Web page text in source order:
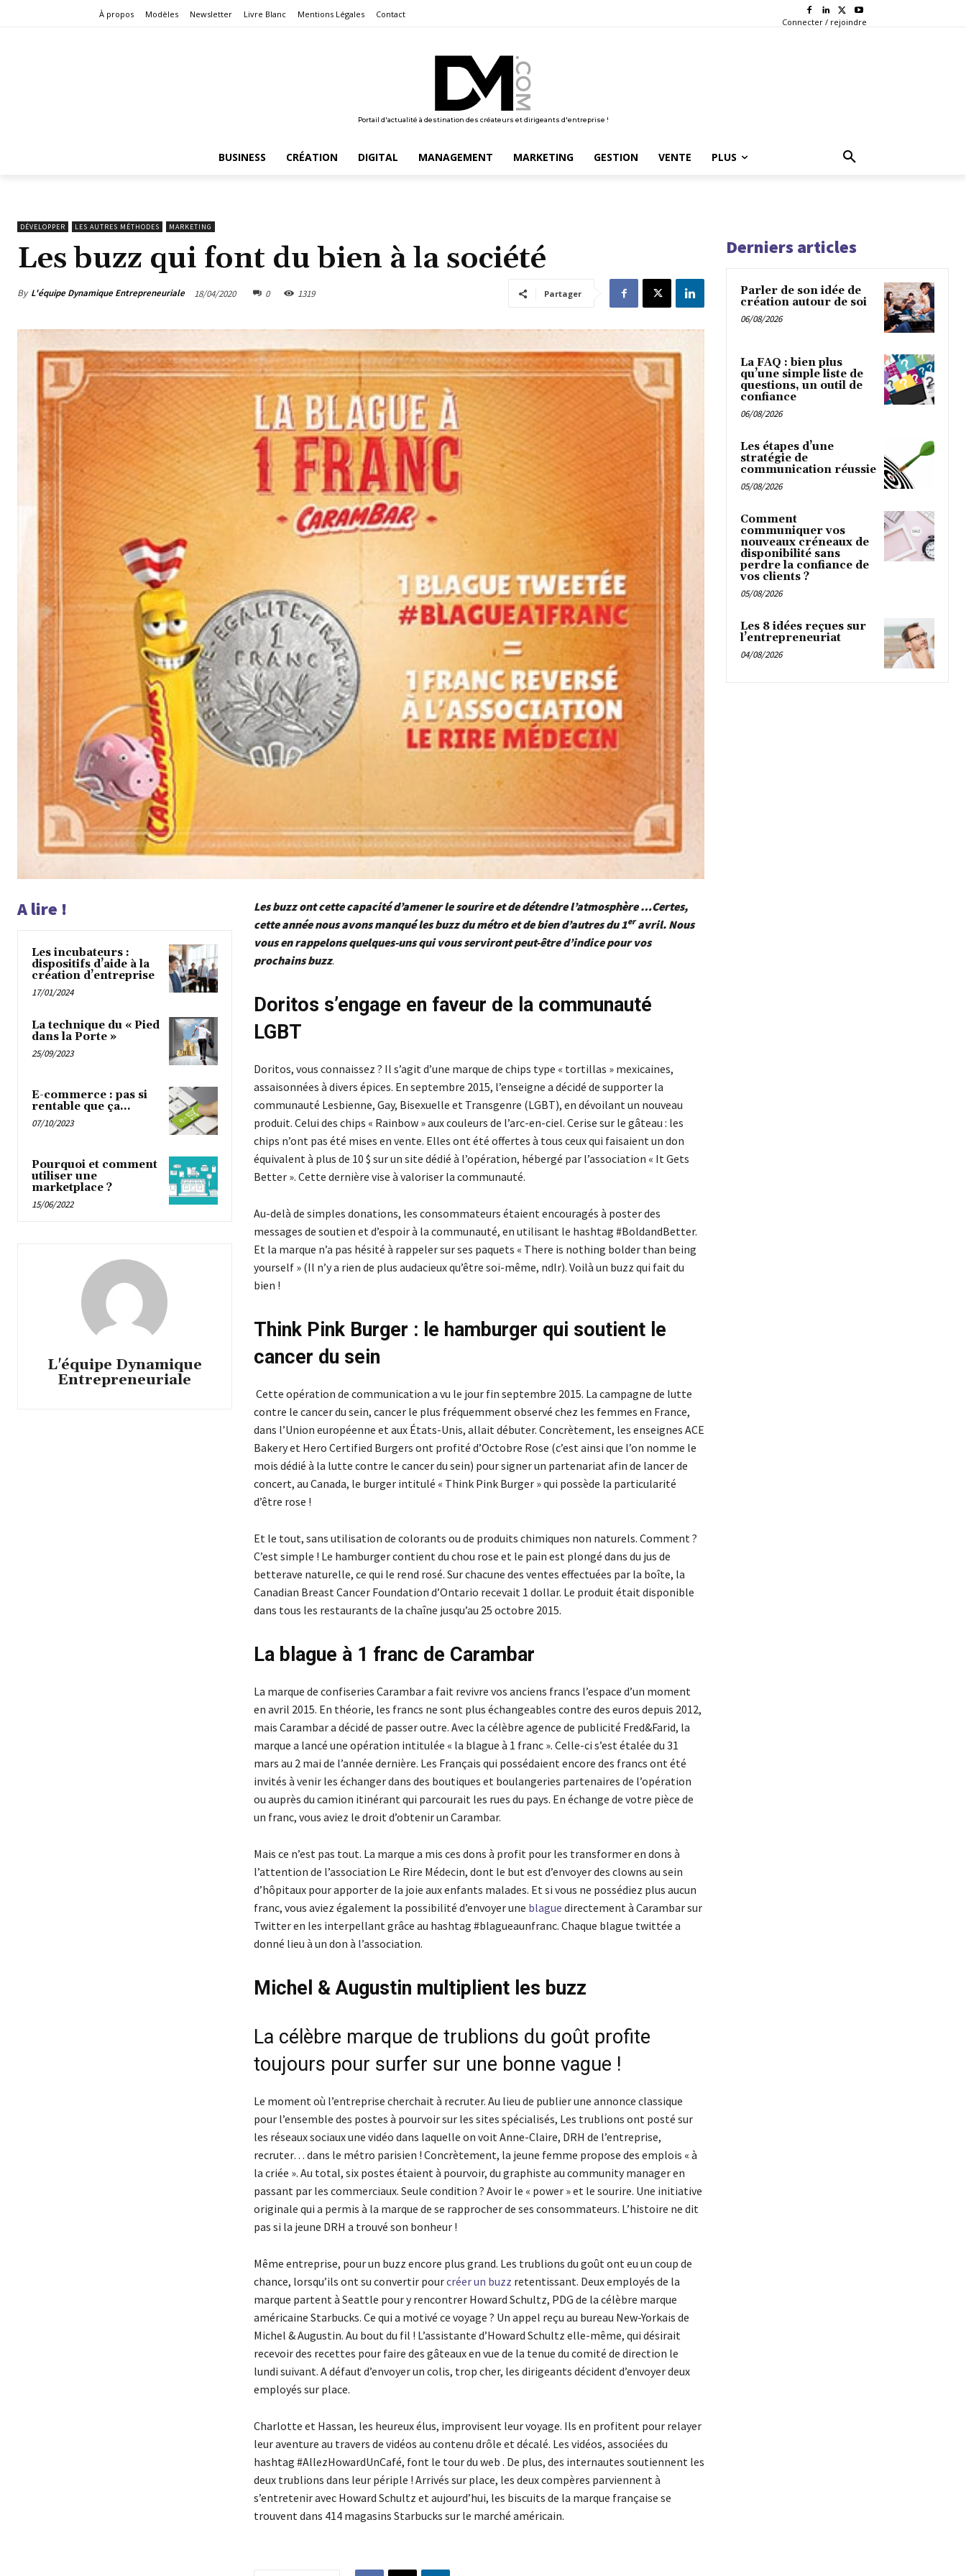
À propos Modèles Newsletter Livre Blanc Mentions Légales Contact
Connecter / rejoindre
Portail d'actualité à destination des créateurs et dirigeants d'entreprise !
BUSINESS CRÉATION DIGITAL MANAGEMENT MARKETING GESTION VENTE PLUS
DÉVELOPPER LES AUTRES MÉTHODES MARKETING
Les buzz qui font du bien à la société
By L'équipe Dynamique Entrepreneuriale 18/04/2020 0 1319 Partager
A lire !
Les incubateurs :
dispositifs d’aide à la
création d’entreprise
17/01/2024
La technique du « Pied
dans la Porte »
25/09/2023
E-commerce : pas si
rentable que ça…
07/10/2023
Pourquoi et comment
utiliser une
marketplace ?
15/06/2022
L'équipe Dynamique
Entrepreneuriale
Les buzz ont cette capacité d’amener le sourire et de détendre l’atmosphère …Certes,
cette année nous avons manqué les buzz du métro et de bien d’autres du 1eravril. Nous
vous en rappelons quelques-uns qui vous serviront peut-être d’indice pour vos
prochains buzz.
Doritos s’engage en faveur de la communauté
LGBT
Doritos, vous connaissez ? Il s’agit d’une marque de chips type « tortillas » mexicaines,
assaisonnées à divers épices. En septembre 2015, l’enseigne a décidé de supporter la
communauté Lesbienne, Gay, Bisexuelle et Transgenre (LGBT), en dévoilant un nouveau
produit. Celui des chips « Rainbow » aux couleurs de l’arc-en-ciel. Cerise sur le gâteau : les
chips n’ont pas été mises en vente. Elles ont été offertes à tous ceux qui faisaient un don
équivalent à plus de 10 $ sur un site dédié à l’opération, hébergé par l’association « It Gets
Better ». Cette dernière vise à valoriser la communauté.
Au-delà de simples donations, les consommateurs étaient encouragés à poster des
messages de soutien et d’espoir à la communauté, en utilisant le hashtag #BoldandBetter.
Et la marque n’a pas hésité à rappeler sur ses paquets « There is nothing bolder than being
yourself » (Il n’y a rien de plus audacieux qu’être soi-même, ndlr). Voilà un buzz qui fait du
bien !
Think Pink Burger : le hamburger qui soutient le
cancer du sein
Cette opération de communication a vu le jour fin septembre 2015. La campagne de lutte
contre le cancer du sein, cancer le plus fréquemment observé chez les femmes en France,
dans l’Union européenne et aux États-Unis, allait débuter. Concrètement, les enseignes ACE
Bakery et Hero Certified Burgers ont profité d’Octobre Rose (c’est ainsi que l’on nomme le
mois dédié à la lutte contre le cancer du sein) pour signer un partenariat afin de lancer de
concert, au Canada, le burger intitulé « Think Pink Burger » qui possède la particularité
d’être rose !
Et le tout, sans utilisation de colorants ou de produits chimiques non naturels. Comment ?
C’est simple ! Le hamburger contient du chou rose et le pain est plongé dans du jus de
betterave naturelle, ce qui le rend rosé. Sur chacune des ventes effectuées par la boîte, la
Canadian Breast Cancer Foundation d’Ontario recevait 1 dollar. Le produit était disponible
dans tous les restaurants de la chaîne jusqu’au 25 octobre 2015.
La blague à 1 franc de Carambar
La marque de confiseries Carambar a fait revivre vos anciens francs l’espace d’un moment
en avril 2015. En théorie, les francs ne sont plus échangeables contre des euros depuis 2012,
mais Carambar a décidé de passer outre. Avec la célèbre agence de publicité Fred&Farid, la
marque a lancé une opération intitulée « la blague à 1 franc ». Celle-ci s’est étalée du 31
mars au 2 mai de l’année dernière. Les Français qui possédaient encore des francs ont été
invités à venir les échanger dans des boutiques et boulangeries partenaires de l’opération
ou auprès du camion itinérant qui parcourait les rues du pays. En échange de votre pièce de
un franc, vous aviez le droit d’obtenir un Carambar.
Mais ce n’est pas tout. La marque a mis ces dons à profit pour les transformer en dons à
l’attention de l’association Le Rire Médecin, dont le but est d’envoyer des clowns au sein
d’hôpitaux pour apporter de la joie aux enfants malades. Et si vous ne possédiez plus aucun
franc, vous aviez également la possibilité d’envoyer une blague directement à Carambar sur
Twitter en les interpellant grâce au hashtag #blagueaunfranc. Chaque blague twittée a
donné lieu à un don à l’association.
Michel & Augustin multiplient les buzz
La célèbre marque de trublions du goût profite
toujours pour surfer sur une bonne vague !
Le moment où l’entreprise cherchait à recruter. Au lieu de publier une annonce classique
pour l’ensemble des postes à pourvoir sur les sites spécialisés, Les trublions ont posté sur
les réseaux sociaux une vidéo dans laquelle on voit Anne-Claire, DRH de l’entreprise,
recruter… dans le métro parisien ! Concrètement, la jeune femme propose des emplois « à
la criée ». Au total, six postes étaient à pourvoir, du graphiste au community manager en
passant par les commerciaux. Seule condition ? Avoir le « power » et le sourire. Une initiative
originale qui a permis à la marque de se rapprocher de ses consommateurs. L’histoire ne dit
pas si la jeune DRH a trouvé son bonheur !
Même entreprise, pour un buzz encore plus grand. Les trublions du goût ont eu un coup de
chance, lorsqu’ils ont su convertir pourcréer un buzz retentissant. Deux employés de la
marque partent à Seattle pour y rencontrer Howard Schultz, PDG de la célèbre marque
américaine Starbucks. Ce qui a motivé ce voyage ? Un appel reçu au bureau New-Yorkais de
Michel & Augustin. Au bout du fil ! L’assistante d’Howard Schultz elle-même, qui désirait
recevoir des recettes pour faire des gâteaux en vue de la tenue du comité de direction le
lundi suivant. A défaut d’envoyer un colis, trop cher, les dirigeants décident d’envoyer deux
employés sur place.
Charlotte et Hassan, les heureux élus, improvisent leur voyage. Ils en profitent pour relayer
leur aventure au travers de vidéos au contenu drôle et décalé. Les vidéos, associées du
hashtag #AllezHowardUnCafé, font le tour du web . De plus, des internautes soutiennent les
deux trublions dans leur périple ! Arrivés sur place, les deux compères parviennent à
s’entretenir avec Howard Schultz et aujourd’hui, les biscuits de la marque française se
trouvent dans 414 magasins Starbucks sur le marché américain.
Derniers articles
Parler de son idée de
création autour de soi
06/08/2026
La FAQ : bien plus
qu’une simple liste de
questions, un outil de
confiance
06/08/2026
Les étapes d’une
stratégie de
communication réussie
05/08/2026
Comment
communiquer vos
nouveaux créneaux de
disponibilité sans
perdre la confiance de
vos clients ?
05/08/2026
Les 8 idées reçues sur
l’entrepreneuriat
04/08/2026